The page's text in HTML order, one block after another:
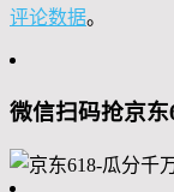
评论数据。
微信扫码抢京